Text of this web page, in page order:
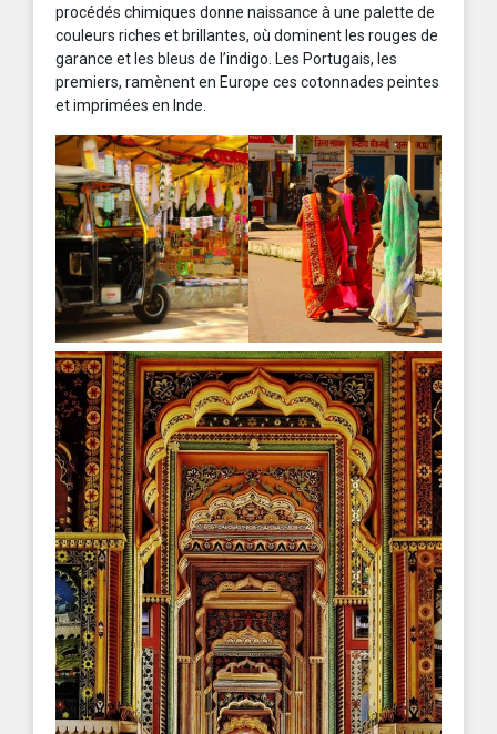
procédés chimiques donne naissance à une palette de
couleurs riches et brillantes, où dominent les rouges de
garance et les bleus de l’indigo. Les Portugais, les
premiers, ramènent en Europe ces cotonnades peintes
et imprimées en Inde.